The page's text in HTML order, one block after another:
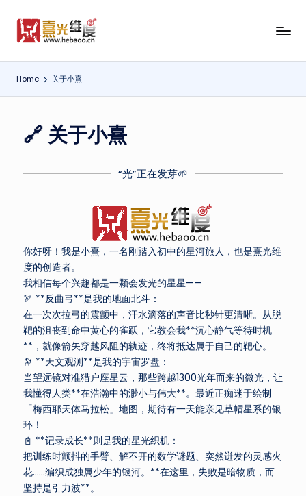
Home 关于小熹
🔗 关于小熹
“光”正在发芽🌱
你好呀！我是小熹，一名刚踏入初中的星河旅人，也是熹光维
度的创造者。
我相信每个兴趣都是一颗会发光的星星——
🏹 **反曲弓**是我的地面北斗：
在一次次拉弓的震颤中，汗水滴落的声音比秒针更清晰。从脱
靶的沮丧到命中黄心的雀跃，它教会我**沉心静气等待时机
**，就像箭矢穿越风阻的轨迹，终将抵达属于自己的靶心。
🔭 **天文观测**是我的宇宙罗盘：
当望远镜对准猎户座星云，那些跨越1300光年而来的微光，让
我懂得人类**在浩瀚中的渺小与伟大**。最近正痴迷于绘制
「梅西耶天体马拉松」地图，期待有一天能亲见草帽星系的银
环！
📓 **记录成长**则是我的星光织机：
把训练时颤抖的手臂、解不开的数学谜题、突然迸发的灵感火
花……编织成独属少年的银河。**在这里，失败是暗物质，而
坚持是引力波**。